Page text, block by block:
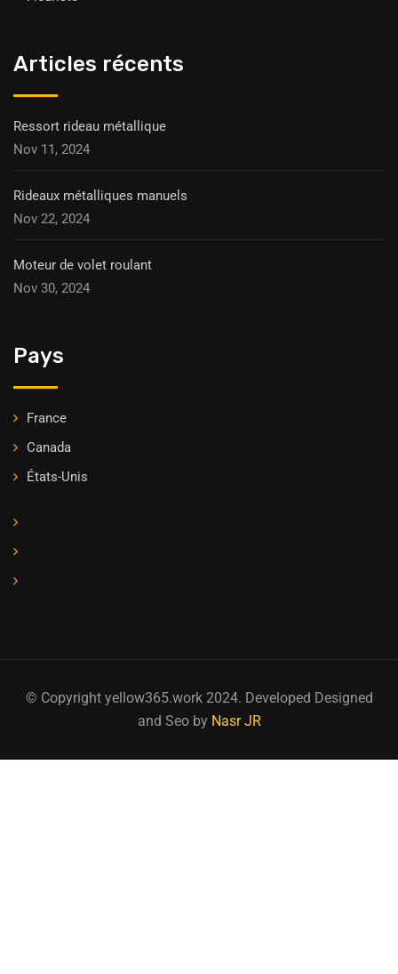
Articles récents
Ressort rideau métallique
Nov 11, 2024
Rideaux métalliques manuels
Nov 22, 2024
Moteur de volet roulant
Nov 30, 2024
Pays
France
Canada
États-Unis
© Copyright yellow365.work 2024. Developed Designed
and Seo by Nasr JR